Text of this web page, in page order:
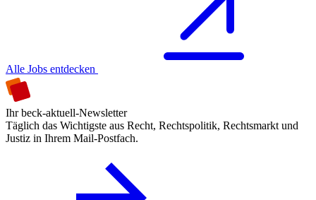
Alle Jobs entdecken
Ihr beck-aktuell-Newsletter
Täglich das Wichtigste aus Recht, Rechtspolitik, Rechtsmarkt und
Justiz in Ihrem Mail-Postfach.